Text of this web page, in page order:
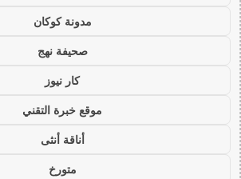
مدونة كوكان
صحيفة نهج
كار نيوز
موقع خبرة التقني
أناقة أنثى
متورخ